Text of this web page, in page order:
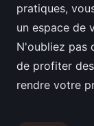
pratiques,
un espace de
N'oubliez pas
de profiter
rendre votre